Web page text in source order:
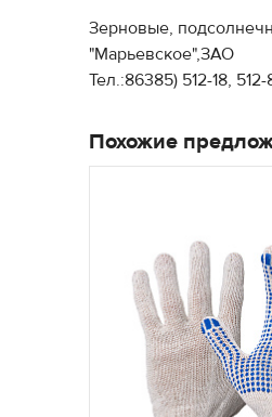
Зерновые,
"Марьевское",ЗАО
Тел.:86385) 512-18,
Похожие